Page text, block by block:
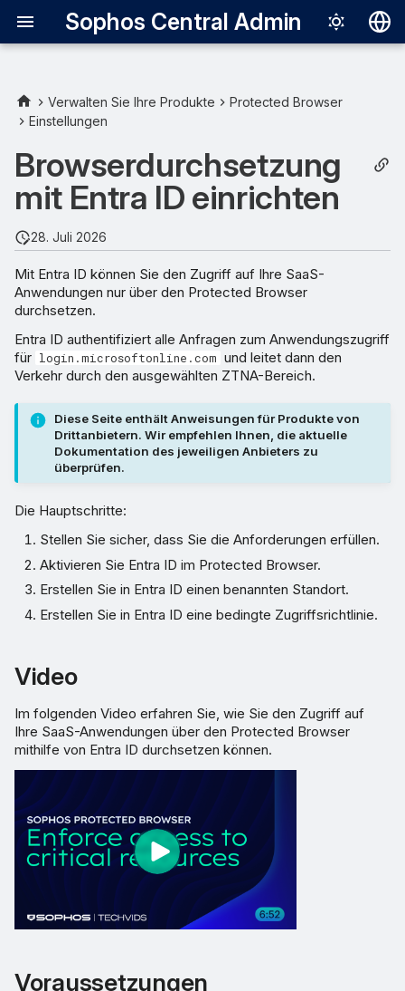
Sophos Central Admin
English
Français
Italiano
Video
Voraussetzungen
Entra ID im Protected
Browser aktivieren
In Entra ID einen benannten
Standort erstellen
Bedingte Richtlinie erstellen
Verwalten Sie Ihre Produkte
Protected Browser
Einstellungen
Browserdurchsetzung
mit Entra ID einrichten
28. Juli 2026
Mit Entra ID können Sie den Zugriff auf Ihre SaaS-
Anwendungen nur über den Protected Browser
durchsetzen.
Entra ID authentifiziert alle Anfragen zum Anwendungszugriff
für login.microsoftonline.com und leitet dann den
Verkehr durch den ausgewählten ZTNA-Bereich.
Diese Seite enthält Anweisungen für Produkte von
Drittanbietern. Wir empfehlen Ihnen, die aktuelle
Dokumentation des jeweiligen Anbieters zu
überprüfen.
Die Hauptschritte:
Stellen Sie sicher, dass Sie die Anforderungen erfüllen.
Aktivieren Sie Entra ID im Protected Browser.
Erstellen Sie in Entra ID einen benannten Standort.
Erstellen Sie in Entra ID eine bedingte Zugriffsrichtlinie.
Video
Im folgenden Video erfahren Sie, wie Sie den Zugriff auf
Ihre SaaS-Anwendungen über den Protected Browser
mithilfe von Entra ID durchsetzen können.
Voraussetzungen